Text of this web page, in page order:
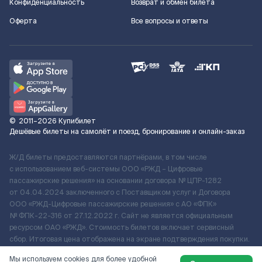
Конфиденциальность
Оферта
Возврат и обмен билета
Все вопросы и ответы
© 2011–2026 Купибилет
Дешёвые билеты на самолёт и поезд, бронирование и онлайн-заказ
Ж/Д билеты предоставляются партнёрами, в том числе
с использованием веб-системы ООО «РЖД – Цифровые
пассажирские решения» на основании договора № ЦПР-1282
от 04.04.2024 заключенного с Поставщиком услуг и Договора
ООО «РЖД-Цифровые пассажирские решения» c АО «ФПК»
№ ФПК-22-316 от 27.12.2022 г. Сайт не является официальным
ресурсом ОАО «РЖД». Стоимость билетов включает сервисный
сбор. Итоговая цена отображена на экране подтверждения покупки.
Мы используем cookies для более удобной